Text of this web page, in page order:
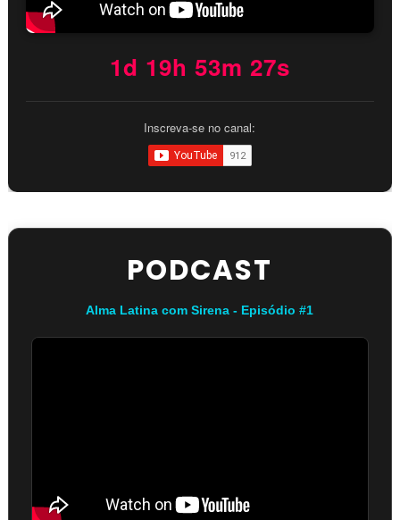
1d 19h 53m 26s
Inscreva-se no canal:
PODCAST
Alma Latina com Sirena - Episódio #1